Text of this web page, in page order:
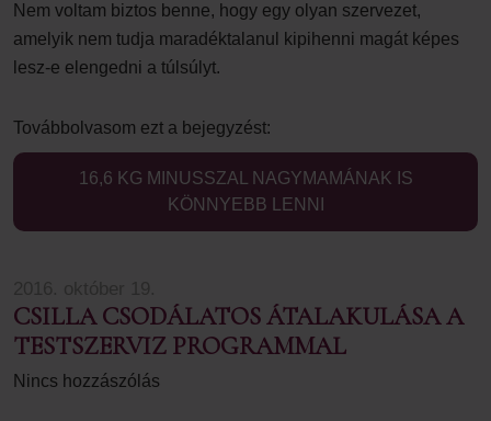
Nem voltam biztos benne, hogy egy olyan szervezet,
amelyik nem tudja maradéktalanul kipihenni magát képes
lesz-e elengedni a túlsúlyt.
Továbbolvasom ezt a bejegyzést:
16,6 KG MINUSSZAL NAGYMAMÁNAK IS
KÖNNYEBB LENNI
CSILLA CSODÁLATOS ÁTALAKULÁSA A
TESTSZERVIZ PROGRAMMAL
Nincs hozzászólás